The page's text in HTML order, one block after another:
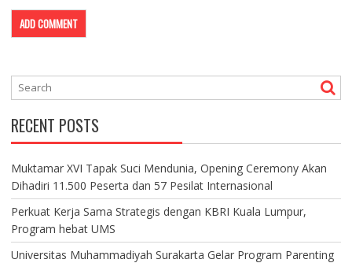
RECENT POSTS
Muktamar XVI Tapak Suci Mendunia, Opening Ceremony Akan
Dihadiri 11.500 Peserta dan 57 Pesilat Internasional
Perkuat Kerja Sama Strategis dengan KBRI Kuala Lumpur,
Program hebat UMS
Universitas Muhammadiyah Surakarta Gelar Program Parenting